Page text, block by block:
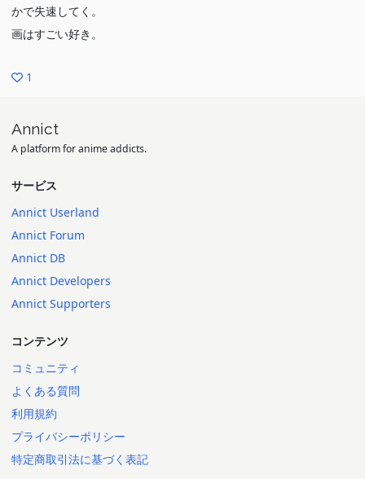
かで失速してく。
画はすごい好き。
1
Annict
A platform for anime addicts.
サービス
Annict Userland
Annict Forum
Annict DB
Annict Developers
Annict Supporters
コンテンツ
コミュニティ
よくある質問
利用規約
プライバシーポリシー
特定商取引法に基づく表記